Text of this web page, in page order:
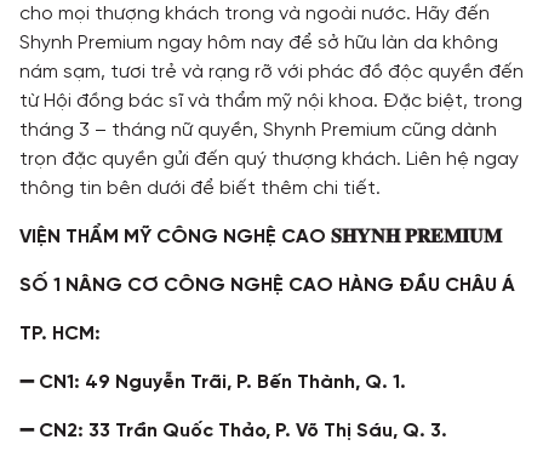
cho mọi thượng khách trong và ngoài nước. Hãy đến
Shynh Premium ngay hôm nay để sở hữu làn da không
nám sạm, tươi trẻ và rạng rỡ với phác đồ độc quyền đến
từ Hội đồng bác sĩ và thẩm mỹ nội khoa. Đặc biệt, trong
tháng 3 – tháng nữ quyền, Shynh Premium cũng dành
trọn đặc quyền gửi đến quý thượng khách. Liên hệ ngay
thông tin bên dưới để biết thêm chi tiết.
VIỆN THẨM MỸ CÔNG NGHỆ CAO 𝐒𝐇𝐘𝐍𝐇 𝐏𝐑𝐄𝐌𝐈𝐔𝐌
SỐ 1 NÂNG CƠ CÔNG NGHỆ CAO HÀNG ĐẦU CHÂU Á
TP. HCM:
➖ CN1: 49 Nguyễn Trãi, P. Bến Thành, Q. 1.
➖ CN2: 33 Trần Quốc Thảo, P. Võ Thị Sáu, Q. 3.